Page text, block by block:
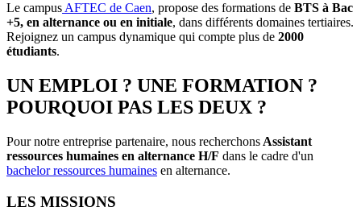
Le campusAFTEC de Caen, propose des formations de BTS à Bac
+5, en alternance ou en initiale, dans différents domaines tertiaires.
Rejoignez un campus dynamique qui compte plus de 2000
étudiants.
UN EMPLOI ? UNE FORMATION ?
POURQUOI PAS LES DEUX ?
Pour notre entreprise partenaire, nous recherchons Assistant
ressources humaines en alternance H/F dans le cadre d'un
bachelor ressources humaines en alternance.
LES MISSIONS